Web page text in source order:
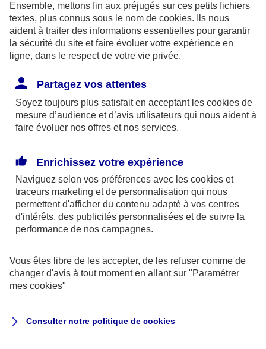
prudentiel et de résolution (ACPR) : - 4
Place de Budapest - CS 92459 - 75436
Paris Cedex 09. Le détail des procédures de
recours et de réclamation et les
disponibles sur le site axa.fr.
AXA France IARD et AXA France Vie sont
mandataires exclusifs en opérations de
246 et n°13 005 764 (consultable
surwww.orias.fr)
AXA Assistance France Assurances,
S.A au capital de 51 429 430,40 €,
Siège social :
8-10, rue Paul Vaillant Couturier
Ensemble, mettons fin aux préjugés sur ces petits fichiers
textes, plus connus sous le nom de cookies. Ils nous
aident à traiter des informations essentielles pour garantir
la sécurité du site et faire évoluer votre expérience en
ligne, dans le respect de votre vie privée.
Partagez vos attentes
Soyez toujours plus satisfait en acceptant les cookies de
mesure d’audience et d’avis utilisateurs qui nous aident à
faire évoluer nos offres et nos services.
Enrichissez votre expérience
Naviguez selon vos préférences avec les cookies et
traceurs marketing et de personnalisation qui nous
permettent d'afficher du contenu adapté à vos centres
d'intérêts, des publicités personnalisées et de suivre la
performance de nos campagnes.
Vous êtes libre de les accepter, de les refuser comme de
changer d'avis à tout moment en allant sur "Paramétrer
mes cookies"
Consulter notre politique de cookies